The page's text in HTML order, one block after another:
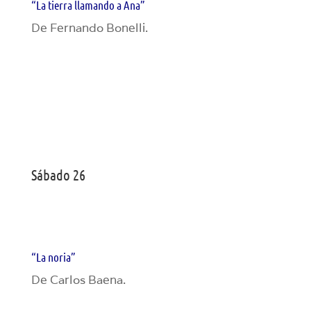
“La tierra llamando a Ana”
De Fernando Bonelli.
Sábado 26
“La noria”
De Carlos Baena.